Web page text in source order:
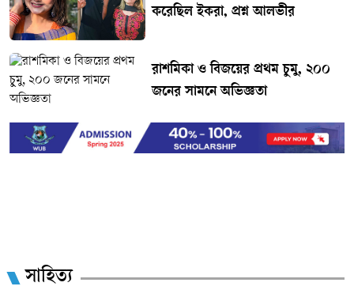
করেছিল ইকরা, প্রশ্ন আলভীর
রাশমিকা ও বিজয়ের প্রথম চুমু, ২০০
জনের সামনে অভিজ্ঞতা
সাহিত্য